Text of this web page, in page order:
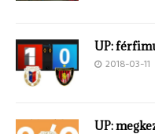
UP:
2018-03-11
UP: